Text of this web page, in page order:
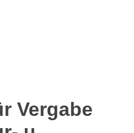
Vergabe